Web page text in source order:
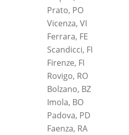
Prato, PO
Vicenza, VI
Ferrara, FE
Scandicci, FI
Firenze, FI
Rovigo, RO
Bolzano, BZ
Imola, BO
Padova, PD
Faenza, RA